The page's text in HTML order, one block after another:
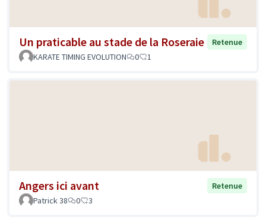
Un praticable au stade de la Roseraie
Retenue
KARATE TIMING EVOLUTION
0 1
Angers ici avant
Retenue
Patrick 38
0 3